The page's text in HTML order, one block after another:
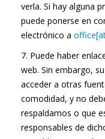
verla. Si hay alguna
puede ponerse en
electrónico a
7. Puede haber
web. Sin embargo,
acceder a otras
comodidad, y no
respaldamos o que
responsables de